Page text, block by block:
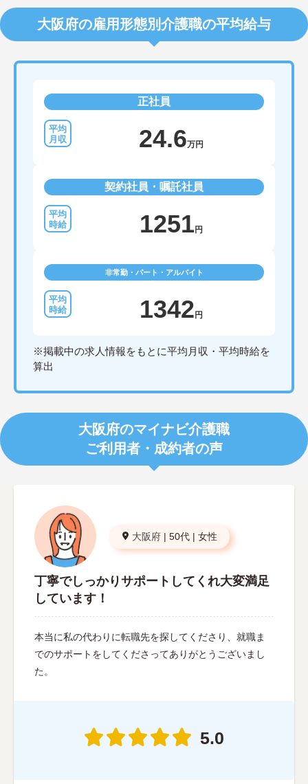
大阪府の雇用形態別介護職の平均給与
正社員
24.6万円
契約社員・嘱託社員
1251 円
非常勤・パート・アルバイト
1342 円
※掲載中の求人情報をもとに平均月収・平均時給を
算出
大阪府のマイナビ介護職
ご利用者・成約者の声
大阪府 | 50代 | 女性
丁寧でしっかりサポートしてくれ大変満足
しています！
本当に私の代わりに転職先を探してくださり、就職ま
でのサポートをしてくださってありがとうございまし
た。
5.0